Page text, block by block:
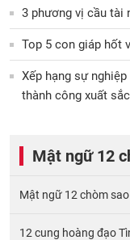
3 phương vị cầu tài
Top 5 con giáp hốt
Xếp hạng sự
thành công xuất
Mật ngữ 12
Mật ngữ 12 chòm sao
12 cung hoàng đạo